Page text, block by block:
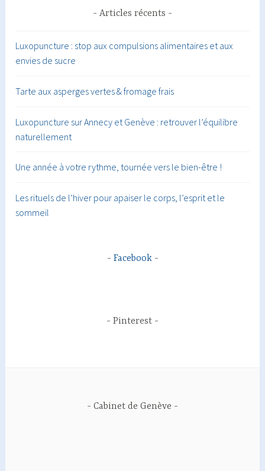
Articles récents
Luxopuncture : stop aux compulsions alimentaires et aux
envies de sucre
Tarte aux asperges vertes & fromage frais
Luxopuncture sur Annecy et Genève : retrouver l’équilibre
naturellement
Une année à votre rythme, tournée vers le bien-être !
Les rituels de l’hiver pour apaiser le corps, l’esprit et le
sommeil
Facebook
Pinterest
Cabinet de Genève